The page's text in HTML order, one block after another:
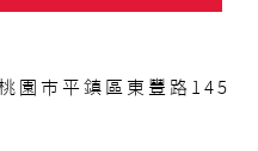
園市平鎮區東豐路145